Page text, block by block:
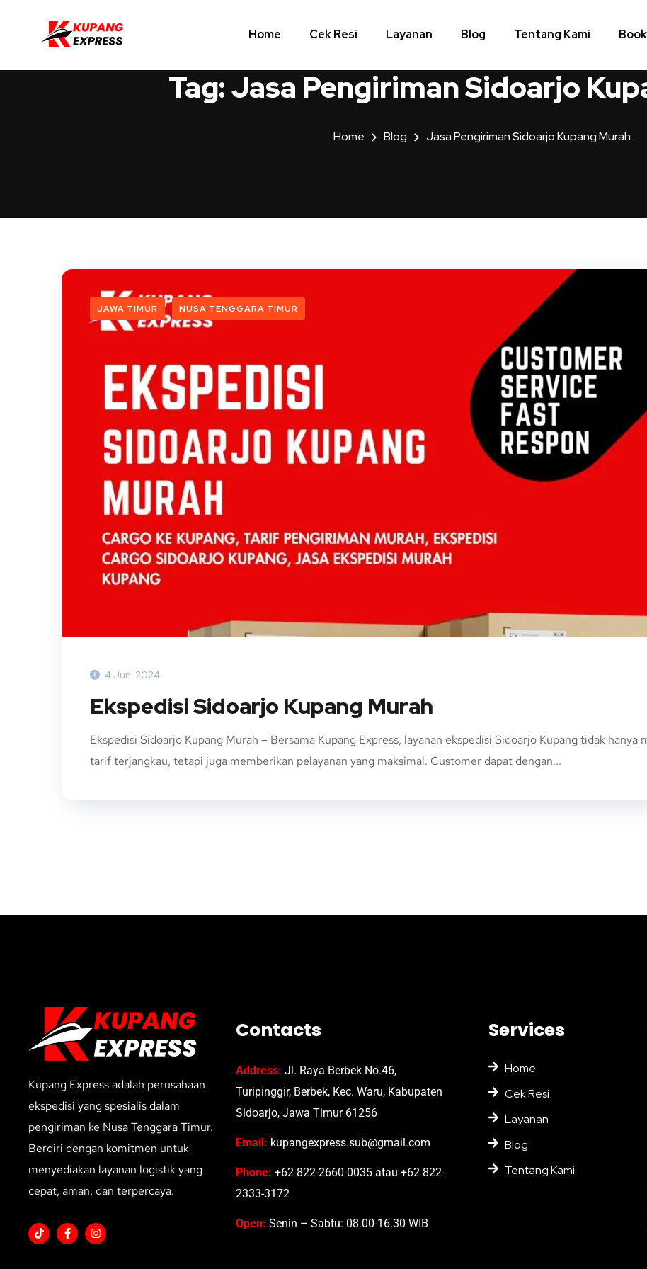
Home Cek Resi Layanan Blog Tentang Kami
Tag:Jasa Pengiriman Sidoarjo
Home Blog Jasa Pengiriman Sidoarjo Kupang Murah
JAWA TIMUR NUSA TENGGARA TIMUR
4 Juni 2024
Ekspedisi Sidoarjo Kupang Murah
Ekspedisi Sidoarjo Kupang Murah – Bersama Kupang Express, layanan ekspedisi Sidoarjo Kupang tidak hanya
tarif terjangkau, tetapi juga memberikan pelayanan yang maksimal. Customer dapat dengan...
Kupang Express adalah perusahaan
ekspedisi yang spesialis dalam
pengiriman ke Nusa Tenggara Timur.
Berdiri dengan komitmen untuk
menyediakan layanan logistik yang
cepat, aman, dan terpercaya.
Contacts
Address: Jl. Raya Berbek No.46,
Turipinggir, Berbek, Kec. Waru, Kabupaten
Sidoarjo, Jawa Timur 61256
Email: kupangexpress.sub@gmail.com
Phone: +62 822-2660-0035 atau +62 822-
2333-3172
Open: Senin – Sabtu: 08.00-16.30 WIB
Services
Home
Cek Resi
Layanan
Blog
Tentang Kami